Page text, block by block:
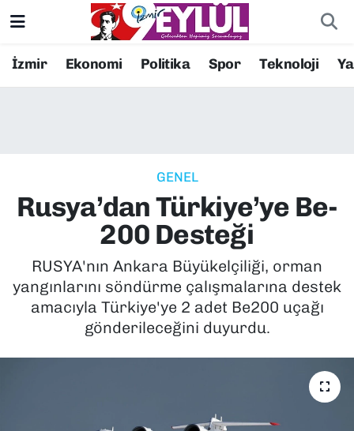
İzmir Ekonomi Politika Spor Teknoloji
GENEL
Rusya’dan Türkiye’ye Be-
200 Desteği
RUSYA'nın Ankara Büyükelçiliği, orman
yangınlarını söndürme çalışmalarına destek
amacıyla Türkiye'ye 2 adet Be200 uçağı
gönderileceğini duyurdu.
Resmi İlanlar
EKONOMİ
KÜLTÜR SANAT
MAGAZİN
Konak Nöbetçi Eczaneler
Süper Lig Puan Durumu ve Fikstür
Tüm Manşetler
Son Dakika Haberleri
Haber Arşivi